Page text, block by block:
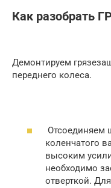
Как разобрать
Демонтируем
переднего колеса.
Отсоединяем
коленчатого
высоким
необходимо
отверткой.